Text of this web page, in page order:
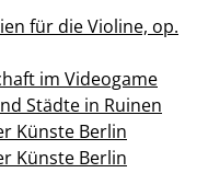
für die Violine, op.
im Videogame
Städte in Ruinen
Künste Berlin
Künste Berlin